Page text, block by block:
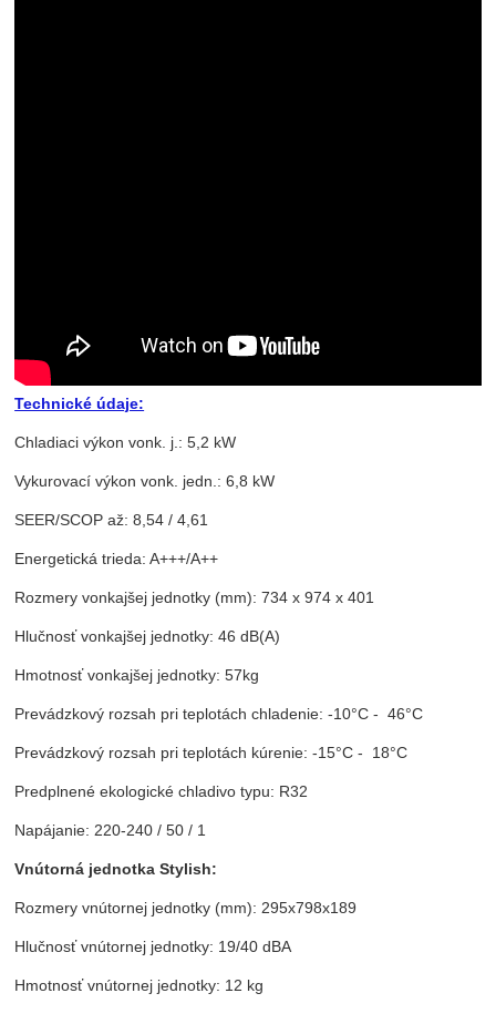
Technické údaje:
Chladiaci výkon vonk. j.: 5,2 kW
Vykurovací výkon vonk. jedn.: 6,8 kW
SEER/SCOP až: 8,54 / 4,61
Energetická trieda: A+++/A++
Rozmery vonkajšej jednotky (mm): 734 x 974 x 401
Hlučnosť vonkajšej jednotky: 46 dB(A)
Hmotnosť vonkajšej jednotky: 57kg
Prevádzkový rozsah pri teplotách chladenie: -10°C - 46°C
Prevádzkový rozsah pri teplotách kúrenie: -15°C - 18°C
Predplnené ekologické chladivo typu: R32
Napájanie: 220-240 / 50 / 1
Vnútorná jednotka Stylish:
Rozmery vnútornej jednotky (mm): 295x798x189
Hlučnosť vnútornej jednotky: 19/40 dBA
Hmotnosť vnútornej jednotky: 12 kg